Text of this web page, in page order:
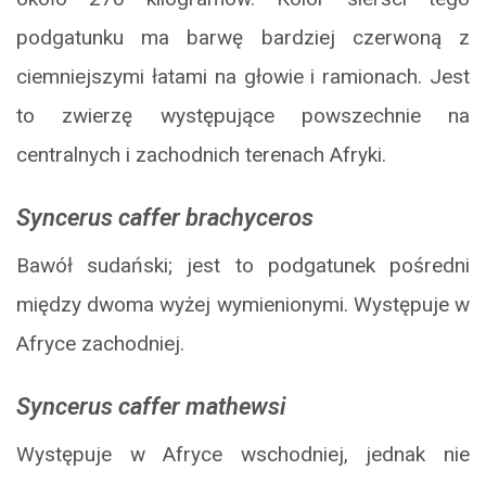
podgatunku ma barwę bardziej czerwoną z
ciemniejszymi łatami na głowie i ramionach. Jest
to zwierzę występujące powszechnie na
centralnych i zachodnich terenach Afryki.
Syncerus caffer brachyceros
Bawół sudański; jest to podgatunek pośredni
między dwoma wyżej wymienionymi. Występuje w
Afryce zachodniej.
Syncerus caffer mathewsi
Występuje w Afryce wschodniej, jednak nie